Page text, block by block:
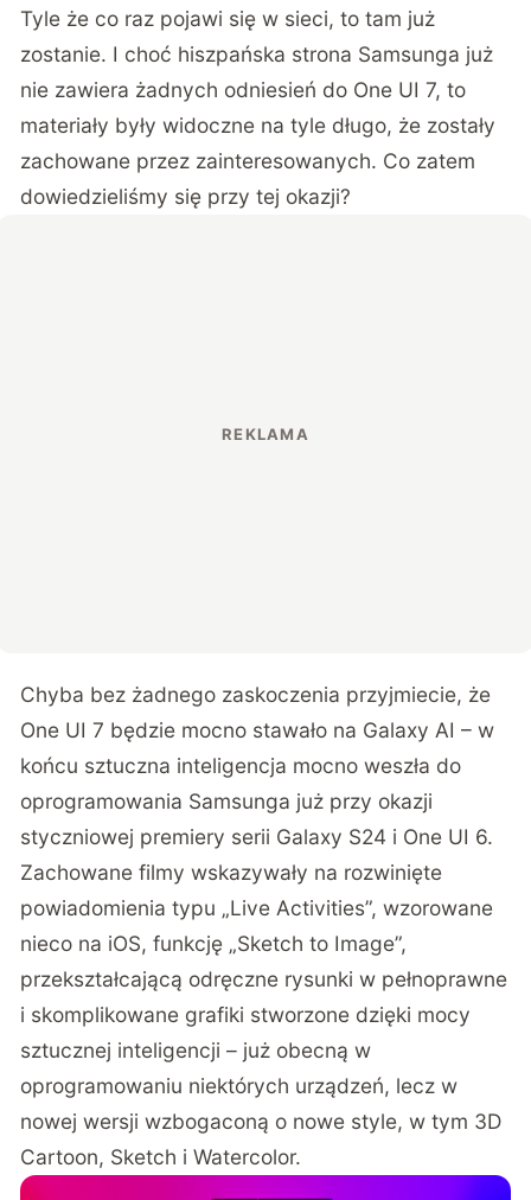
Tyle że co raz pojawi się w sieci, to tam już
zostanie. I choć hiszpańska strona Samsunga już
nie zawiera żadnych odniesień do One UI 7, to
materiały były widoczne na tyle długo, że zostały
zachowane przez zainteresowanych. Co zatem
dowiedzieliśmy się przy tej okazji?
Chyba bez żadnego zaskoczenia przyjmiecie, że
One UI 7 będzie mocno stawało na Galaxy AI – w
końcu sztuczna inteligencja mocno weszła do
oprogramowania Samsunga już przy okazji
styczniowej premiery serii Galaxy S24 i One UI 6.
Zachowane filmy wskazywały na rozwinięte
powiadomienia typu „Live Activities”, wzorowane
nieco na iOS, funkcję „Sketch to Image”,
przekształcającą odręczne rysunki w pełnoprawne
i skomplikowane grafiki stworzone dzięki mocy
sztucznej inteligencji – już obecną w
oprogramowaniu niektórych urządzeń, lecz w
nowej wersji wzbogaconą o nowe style, w tym 3D
Cartoon, Sketch i Watercolor.